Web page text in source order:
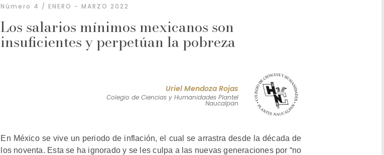
Número 4 / ENERO - MARZO 2022
Los salarios mínimos mexicanos son
insuficientes y perpetúan la pobreza
Uriel Mendoza Rojas
Colegio de Ciencias y Humanidades Plantel
Naucalpan
En México se vive un periodo de inflación, el cual se arrastra desde la década de
los noventa. Esta se ha ignorado y se les culpa a las nuevas generaciones por “no